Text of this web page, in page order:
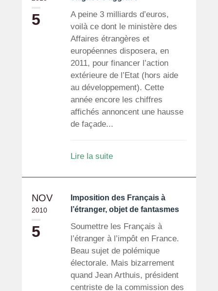
5
A peine 3 milliards d’euros,
voilà ce dont le ministère des
Affaires étrangères et
européennes disposera, en
2011, pour financer l’action
extérieure de l’Etat (hors aide
au développement). Cette
année encore les chiffres
affichés annoncent une hausse
de façade...
Lire la suite
NOV
2010
5
Imposition des Français à
l’étranger, objet de fantasmes
Soumettre les Français à
l’étranger à l’impôt en France.
Beau sujet de polémique
électorale. Mais bizarrement
quand Jean Arthuis, président
centriste de la commission des